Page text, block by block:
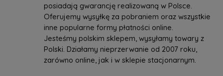
posiadają gwarancję realizowaną w Polsce.
Oferujemy wysyłkę za pobraniem oraz wszystkie
inne popularne formy płatności online.
Jesteśmy polskim sklepem, wysyłamy towary z
Polski. Działamy nieprzerwanie od 2007 roku,
zarówno online, jak i w sklepie stacjonarnym.